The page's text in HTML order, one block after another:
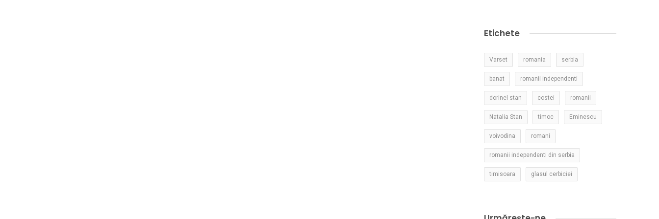
Etichete
Varset romania serbia
banat romanii independenti
dorinel stan costei romanii
Natalia Stan timoc Eminescu
voivodina romani
romanii independenti din serbia
timisoara glasul cerbiciei